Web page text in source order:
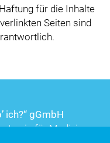
für die Inhalte
Seiten sind
ich? gGmbH
Login für Mediziner